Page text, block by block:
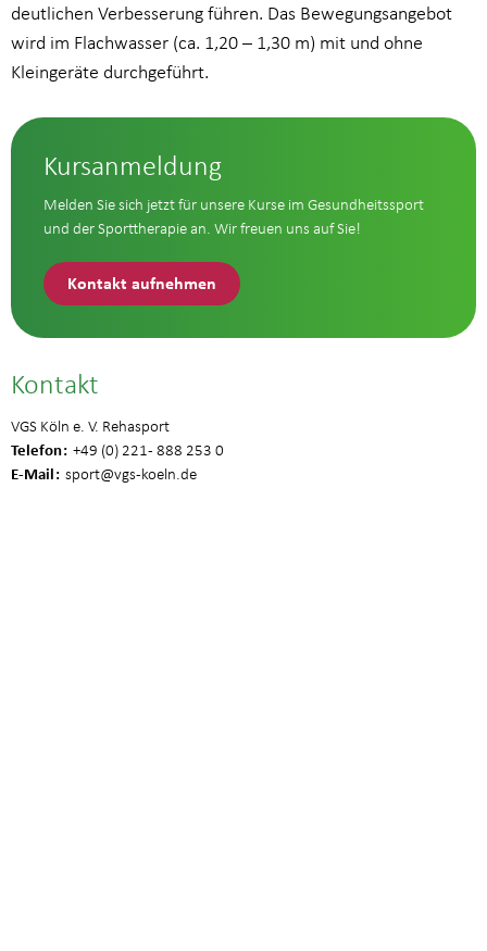
deutlichen Verbesserung führen. Das Bewegungsangebot
wird im Flachwasser (ca. 1,20 – 1,30 m) mit und ohne
Kleingeräte durchgeführt.
Kursanmeldung
Melden Sie sich jetzt für unsere Kurse im Gesundheitssport
und der Sporttherapie an. Wir freuen uns auf Sie!
Kontakt aufnehmen
Kontakt
VGS Köln e. V. Rehasport
Telefon +49 (0) 221 - 888 253 0
E-Mail sport@vgs-koeln.de